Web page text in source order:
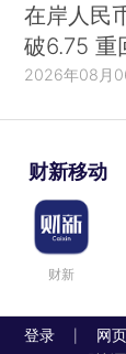
在岸人民
破6.75 重
2026年08月
财新移动
财新
登录 网